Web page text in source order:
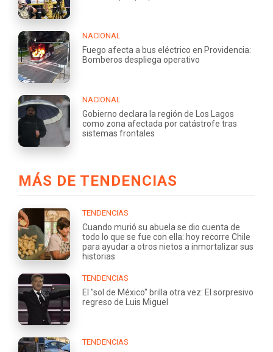
NACIONAL
Fuego afecta a bus eléctrico en Providencia:
Bomberos despliega operativo
NACIONAL
Gobierno declara la región de Los Lagos
como zona afectada por catástrofe tras
sistemas frontales
MÁS DE TENDENCIAS
TENDENCIAS
Cuando murió su abuela se dio cuenta de
todo lo que se fue con ella: hoy recorre Chile
para ayudar a otros nietos a inmortalizar sus
historias
TENDENCIAS
El "sol de México" brilla otra vez: El sorpresivo
regreso de Luis Miguel
TENDENCIAS